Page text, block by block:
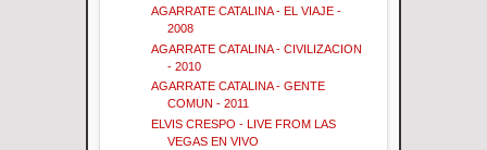
AGARRATE CATALINA - EL VIAJE -
2008
AGARRATE CATALINA - CIVILIZACION
- 2010
AGARRATE CATALINA - GENTE
COMUN - 2011
ELVIS CRESPO - LIVE FROM LAS
VEGAS EN VIVO